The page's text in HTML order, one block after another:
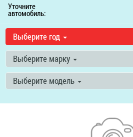
Уточните
автомобиль:
Выберите год
Выберите марку
Выберите модель